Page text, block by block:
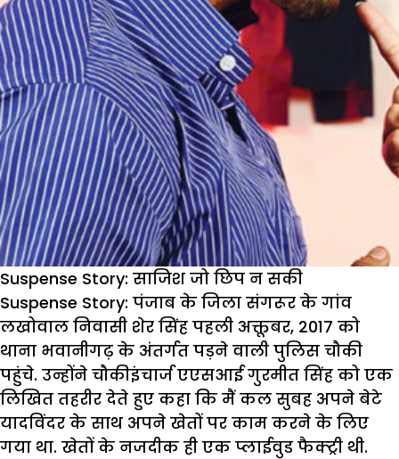
Suspense Story: साजिश जो छिप न सकी
Suspense Story: पंजाब के जिला संगरूर के गांव
लखोवाल निवासी शेर सिंह पहली अक्तूबर, 2017 को
थाना भवानीगढ़ के अंतर्गत पड़ने वाली पुलिस चौकी
पहुंचे. उन्होंने चौकीइंचार्ज एएसआई गुरमीत सिंह को एक
लिखित तहरीर देते हुए कहा कि मैं कल सुबह अपने बेटे
यादविंदर के साथ अपने खेतों पर काम करने के लिए
गया था. खेतों के नजदीक ही एक प्लाईवुड फैक्ट्री थी.